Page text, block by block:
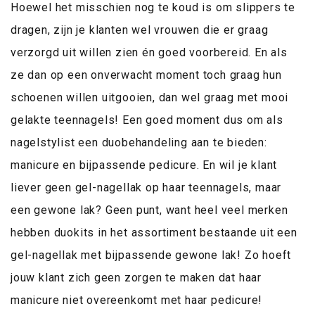
Hoewel het misschien nog te koud is om slippers te
dragen, zijn je klanten wel vrouwen die er graag
verzorgd uit willen zien én goed voorbereid. En als
ze dan op een onverwacht moment toch graag hun
schoenen willen uitgooien, dan wel graag met mooi
gelakte teennagels! Een goed moment dus om als
nagelstylist een duobehandeling aan te bieden:
manicure en bijpassende pedicure. En wil je klant
liever geen gel-nagellak op haar teennagels, maar
een gewone lak? Geen punt, want heel veel merken
hebben duokits in het assortiment bestaande uit een
gel-nagellak met bijpassende gewone lak! Zo hoeft
jouw klant zich geen zorgen te maken dat haar
manicure niet overeenkomt met haar pedicure!